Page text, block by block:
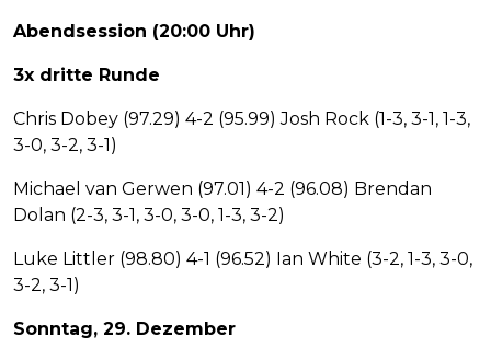
Abendsession (20:00 Uhr)
3x dritte Runde
Chris Dobey (97.29) 4-2 (95.99) Josh Rock (1-3, 3-1, 1-3,
3-0, 3-2, 3-1)
Michael van Gerwen (97.01) 4-2 (96.08) Brendan
Dolan (2-3, 3-1, 3-0, 3-0, 1-3, 3-2)
Luke Littler (98.80) 4-1 (96.52) Ian White (3-2, 1-3, 3-0,
3-2, 3-1)
Sonntag, 29. Dezember